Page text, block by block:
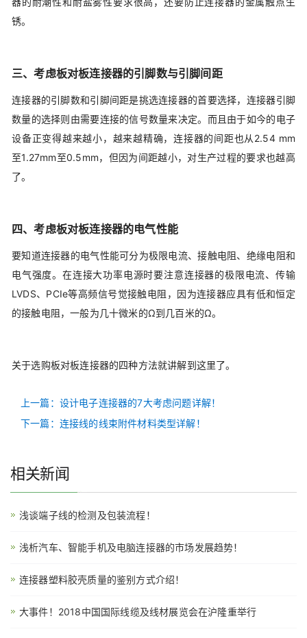
锈。
三、考虑板对板连接器的引脚数与引脚间距
连接器的引脚数和引脚间距是挑选连接器的首要选择，连接器引脚
数量的选择则由需要连接的信号数量来决定。而且由于如今的电子
设备正变得越来越小，越来越精确，连接器的间距也从2.54 mm
至1.27mm至0.5mm，但因为间距越小，对生产过程的要求也越高
了。
四、考虑板对板连接器的电气性能
要知道连接器的电气性能可分为极限电流、接触电阻、绝缘电阻和
电气强度。在连接大功率电源时要注意连接器的极限电流、传输
LVDS、PCIe等高频信号觉接触电阻，因为连接器应具有低和恒定
的接触电阻，一般为几十微米的Ω到几百米的Ω。
关于选购板对板连接器的四种方法就讲解到这里了。
上一篇：设计电子连接器的7大考虑问题详解！
下一篇：连接线的线束附件材料类型详解！
相关新闻
浅谈端子线的检测及包装流程！
浅析汽车、智能手机及电脑连接器的市场发展趋势！
连接器塑料胶壳质量的鉴别方式介绍！
大事件！2018中国国际线缆及线材展览会在沪隆重举行